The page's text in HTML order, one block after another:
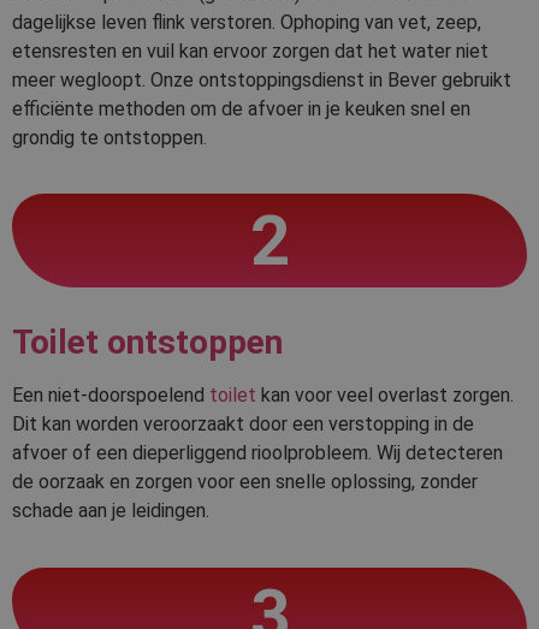
dagelijkse leven flink verstoren. Ophoping van vet, zeep,
etensresten en vuil kan ervoor zorgen dat het water niet
meer wegloopt. Onze ontstoppingsdienst in Bever gebruikt
efficiënte methoden om de afvoer in je keuken snel en
grondig te ontstoppen.
2
Toilet ontstoppen
Een niet-doorspoelend toilet kan voor veel overlast zorgen.
Dit kan worden veroorzaakt door een verstopping in de
afvoer of een dieperliggend rioolprobleem. Wij detecteren
de oorzaak en zorgen voor een snelle oplossing, zonder
schade aan je leidingen.